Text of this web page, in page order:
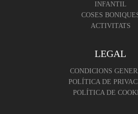
INFANTIL
COSES
ACTIVITATS
LEGAL
CONDICIONS
POLÍTICA DE
POLÍTICA DE